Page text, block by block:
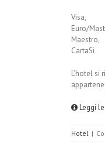
Visa,
Euro/
Maestro,
CartaSi
L’hotel
Leggi
Hotel |